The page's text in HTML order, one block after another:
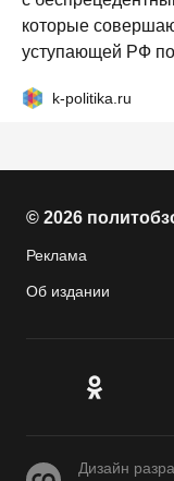
которые
уступающей РФ
k-politika.ru
© 2026
Реклама
Об издании